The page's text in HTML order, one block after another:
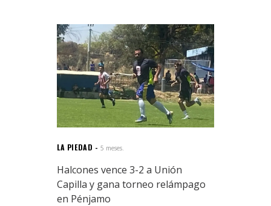
LA PIEDAD 5 meses.
Halcones vence 3-2 a Unión
Capilla y gana torneo relámpago
en Pénjamo